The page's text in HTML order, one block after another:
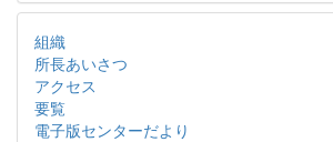
組織
所長あいさつ
アクセス
要覧
電子版センターだより